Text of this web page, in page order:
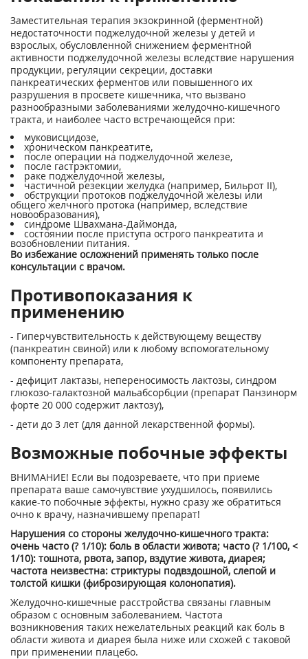
Заместительная терапия экзокринной (ферментной)
недостаточности поджелудочной железы у детей и
взрослых, обусловленной снижением ферментной
активности поджелудочной железы вследствие нарушения
продукции, регуляции секреции, доставки
панкреатических ферментов или повышенного их
разрушения в просвете кишечника, что вызвано
разнообразными заболеваниями желудочно-кишечного
тракта, и наиболее часто встречающейся при:
муковисцидозе,
хроническом панкреатите,
после операции на поджелудочной железе,
после гастрэктомии,
раке поджелудочной железы,
частичной резекции желудка (например, Бильрот II),
обструкции протоков поджелудочной железы или
общего желчного протока (например, вследствие
новообразования),
синдроме Швахмана-Даймонда,
состоянии после приступа острого панкреатита и
возобновлении питания.
Во избежание осложнений применять только после
консультации с врачом.
Противопоказания к
применению
- Гиперчувствительность к действующему веществу
(панкреатин свиной) или к любому вспомогательному
компоненту препарата,
- дефицит лактазы, непереносимость лактозы, синдром
глюкозо-галактозной мальабсорбции (препарат Панзинорм
форте 20 000 содержит лактозу),
- дети до 3 лет (для данной лекарственной формы).
Возможные побочные эффекты
ВНИМАНИЕ! Если вы подозреваете, что при приеме
препарата ваше самочувствие ухудшилось, появились
какие-то побочные эффекты, нужно сразу же обратиться
очно к врачу, назначившему препарат!
Нарушения со стороны желудочно-кишечного тракта:
очень часто (? 1/10): боль в области живота; часто (? 1/100, <
1/10): тошнота, рвота, запор, вздутие живота, диарея;
частота неизвестна: стриктуры подвздошной, слепой и
толстой кишки (фиброзирующая колонопатия).
Желудочно-кишечные расстройства связаны главным
образом с основным заболеванием. Частота
возникновения таких нежелательных реакций как боль в
области живота и диарея была ниже или схожей с таковой
при применении плацебо.